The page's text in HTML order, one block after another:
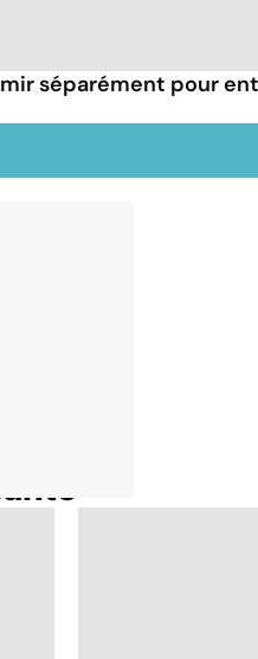
séparément pour